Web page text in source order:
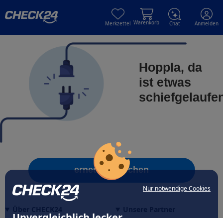
Nur notwendige Cookies
Merkzettel Warenkorb Chat Anmelden
Hoppla, da
ist etwas
erneut versuchen